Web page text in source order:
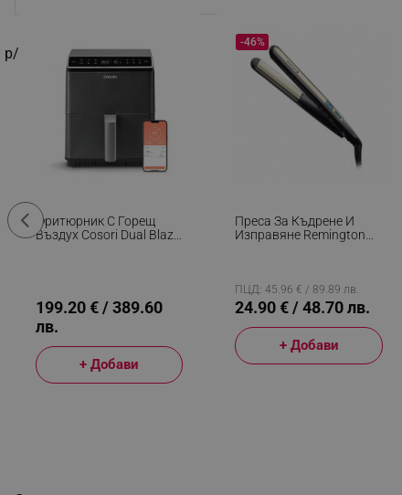
Фритюрник С Горещ
Въздух Cosori Dual Blaze
199.20 € / 389.60
лв.
+ Добави
Преса За Къдрене И
Изправяне Remington
Златист/черен
-46%
ПЦД: 45.96 € / 89.89 лв.
24.90 € / 48.70 лв.
+ Добави